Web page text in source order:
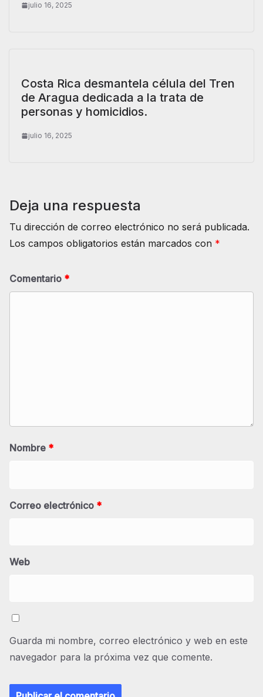
julio 16, 2025
Costa Rica desmantela célula del Tren
de Aragua dedicada a la trata de
personas y homicidios.
julio 16, 2025
Deja una respuesta
Tu dirección de correo electrónico no será publicada.
Los campos obligatorios están marcados con *
Comentario *
Nombre *
Correo electrónico *
Web
Guarda mi nombre, correo electrónico y web en este
navegador para la próxima vez que comente.